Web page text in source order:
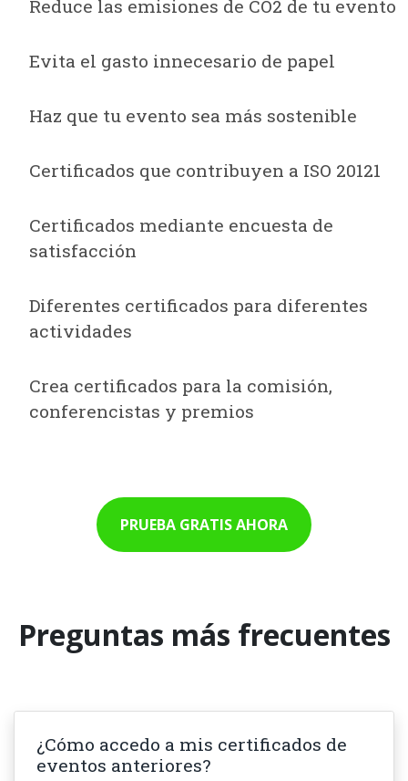
Reduce las emisiones de CO2 de tu evento
Evita el gasto innecesario de papel
Haz que tu evento sea más sostenible
Certificados que contribuyen a ISO 20121
Certificados mediante encuesta de
satisfacción
Diferentes certificados para diferentes
actividades
Crea certificados para la comisión,
conferencistas y premios
PRUEBA GRATIS AHORA
Preguntas más frecuentes
¿Cómo accedo a mis certificados de
eventos anteriores?